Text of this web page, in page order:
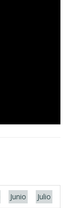
Junio Julio